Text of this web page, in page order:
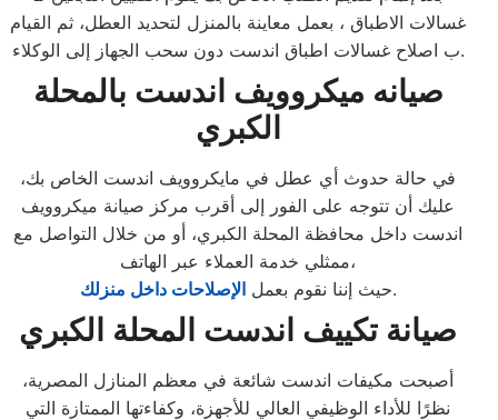
غسالات الاطباق ، بعمل معاينة بالمنزل لتحديد العطل، ثم القيام
ب اصلاح غسالات اطباق اندست دون سحب الجهاز إلى الوكلاء.
صيانه ميكروويف اندست بالمحلة
الكبري
في حالة حدوث أي عطل في مايكروويف اندست الخاص بك،
عليك أن تتوجه على الفور إلى أقرب مركز صيانة ميكروويف
اندست داخل محافظة المحلة الكبري، أو من خلال التواصل مع
ممثلي خدمة العملاء عبر الهاتف،
حيث إننا نقوم بعملالإصلاحات داخل منزلك .
صيانة تكييف اندست المحلة الكبري
أصبحت مكيفات اندست شائعة في معظم المنازل المصرية،
نظرًا للأداء الوظيفي العالي للأجهزة، وكفاءتها الممتازة التي